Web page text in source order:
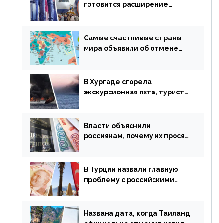
готовится расширение
Самые счастливые страны
мира объявили об отмене
В Хургаде сгорела
экскурсионная яхта, туристы
Власти объяснили
россиянам, почему их просят
В Турции назвали главную
проблему с российскими
Названа дата, когда Таиланд